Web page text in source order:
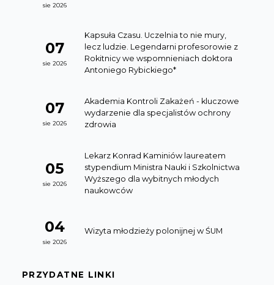
sie 2026
07
sie 2026
Kapsuła Czasu. Uczelnia to nie mury,
lecz ludzie. Legendarni profesorowie z
Rokitnicy we wspomnieniach doktora
Antoniego Rybickiego*
07
sie 2026
Akademia Kontroli Zakażeń - kluczowe
wydarzenie dla specjalistów ochrony
zdrowia
05
sie 2026
Lekarz Konrad Kaminiów laureatem
stypendium Ministra Nauki i Szkolnictwa
Wyższego dla wybitnych młodych
naukowców
04
sie 2026
Wizyta młodzieży polonijnej w ŚUM
PRZYDATNE LINKI